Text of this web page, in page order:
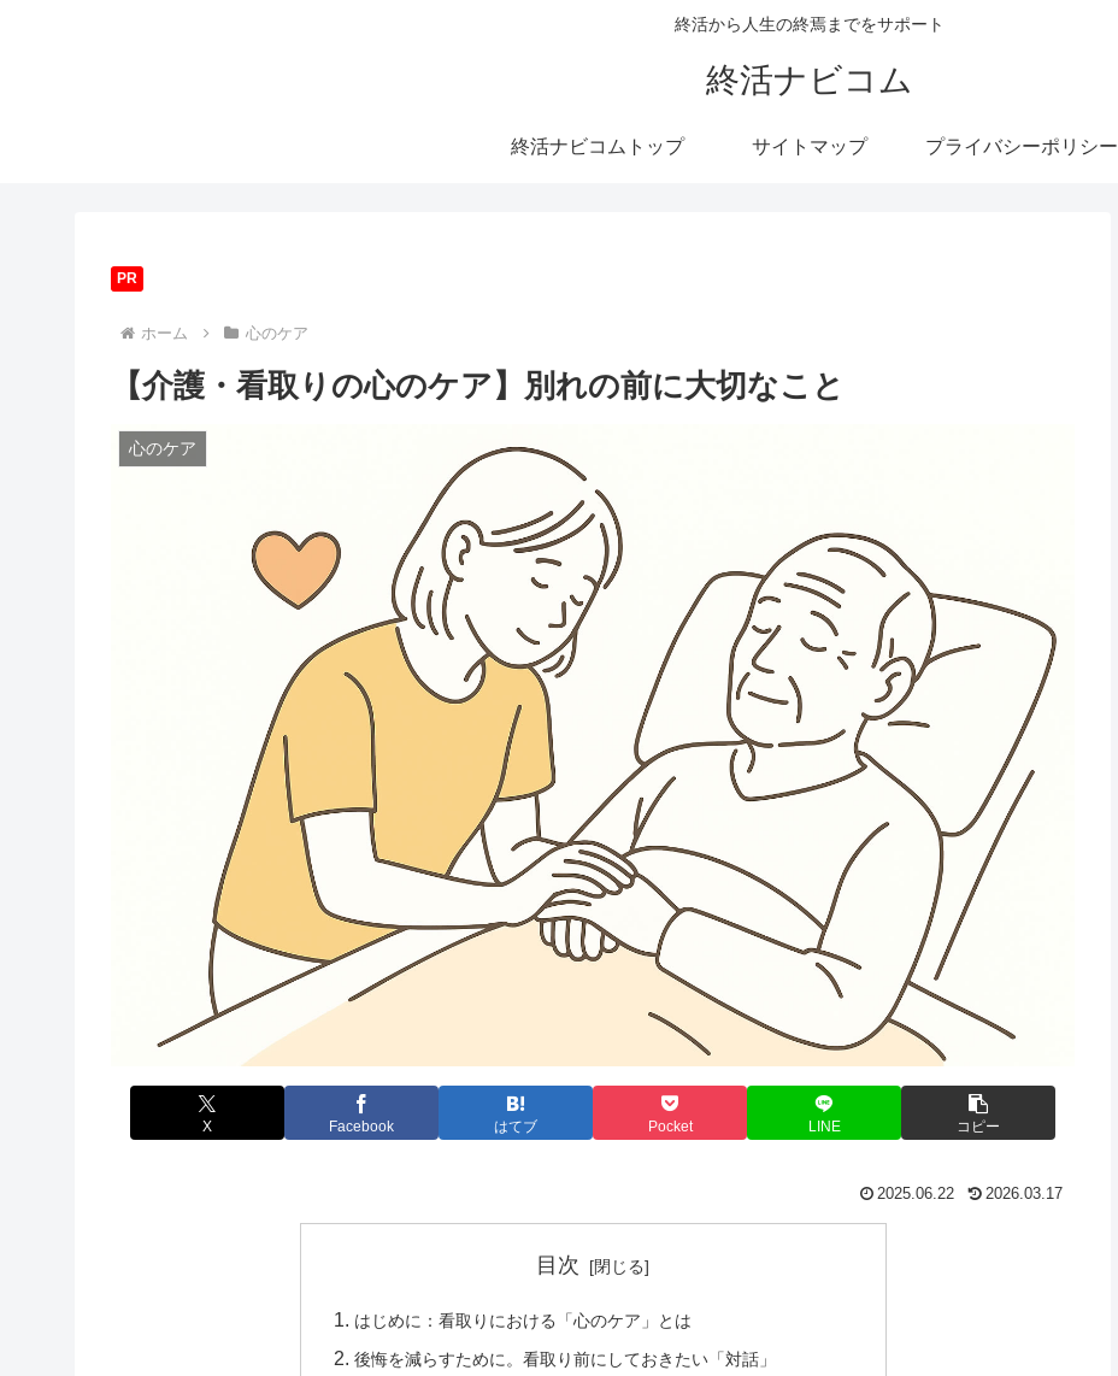
終活から人生の終焉までをサポート
終活ナビコム
終活ナビコムトップ サイトマップ プライバシーポリシー
PR
ホーム 心のケア
【介護・看取りの心のケア】別れの前に大切なこと
心のケア
X Facebook はてブ Pocket LINE コピー
2025.06.22 2026.03.17
目次
はじめに：看取りにおける「心のケア」とは
後悔を減らすために。看取り前にしておきたい「対話」